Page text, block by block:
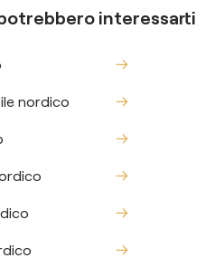
interessarti
nordico